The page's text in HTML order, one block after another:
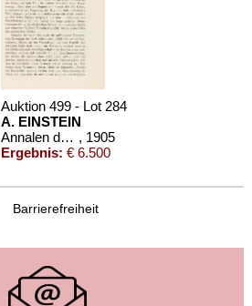
Auktion 499 - Lot 284
A. EINSTEIN
Annalen der Physik, Band 17 , 1905
Ergebnis: € 6.500
Barrierefreiheit